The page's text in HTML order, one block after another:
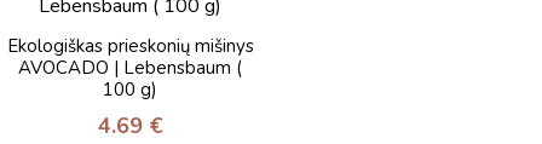
Ekologiškas prieskonių mišinys
AVOCADO | Lebensbaum (
100 g)
4.69 €